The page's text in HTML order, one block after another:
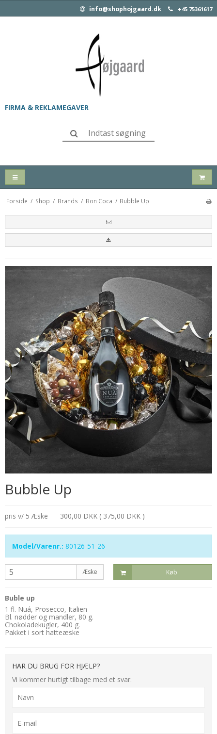
info@shophojgaard.dk +45 75361617
FIRMA & REKLAMEGAVER
Forside / Shop / Brands / Bon Coca / Bubble Up
Bubble Up
pris v/ 5 Æske 300,00 DKK ( 375,00 DKK )
Model/Varenr.: 80126-51-26
Æske Køb
Buble up
1 fl. Nuá, Prosecco, Italien
Bl. nødder og mandler, 80 g.
Chokoladekugler, 400 g.
Pakket i sort hatteæske
HAR DU BRUG FOR HJÆLP?
Vi kommer hurtigt tilbage med et svar.